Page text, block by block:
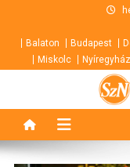
contentBalaton Budapest
Miskolc